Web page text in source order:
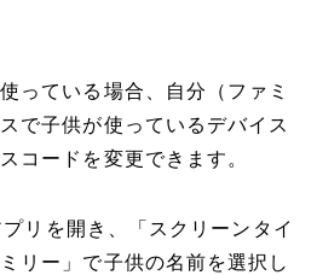
っている場合、自分（ファミ
で子供が使っているデバイス
コードを変更できます。
リを開き、「スクリーンタイ
リー」で子供の名前を選択し